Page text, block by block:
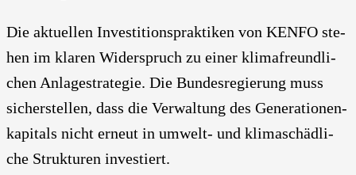
Die aktu­el­len Inves­ti­ti­ons­prak­ti­ken von KEN­FO ste­
hen im kla­ren Wider­spruch zu einer kli­ma­freund­li­
chen Anla­ge­stra­te­gie. Die Bun­des­re­gie­rung muss
sicher­stel­len, dass die Ver­wal­tung des Gene­ra­tio­nen­
ka­pi­tals nicht erneut in umwelt- und kli­ma­schäd­li­
che Struk­tu­ren inves­tiert.